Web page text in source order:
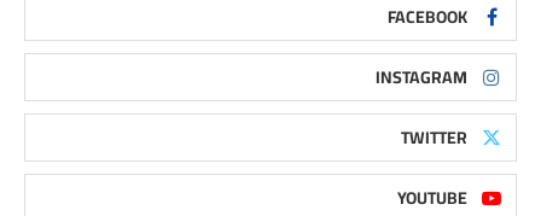
FACEBOOK
INSTAGRAM
TWITTER
YOUTUBE